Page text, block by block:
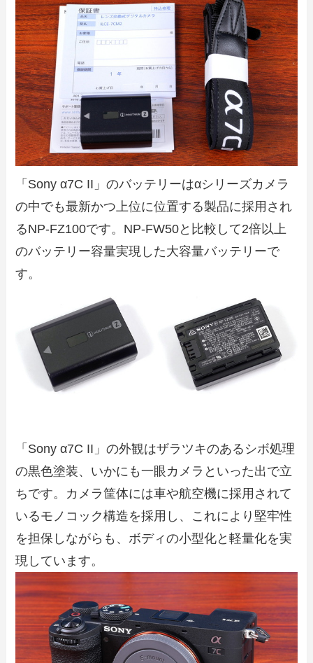
「Sony α7C II」のバッテリーはαシリーズカメラ
の中でも最新かつ上位に位置する製品に採用され
るNP-FZ100です。NP-FW50と比較して2倍以上
のバッテリー容量実現した大容量バッテリーで
す。
「Sony α7C II」の外観はザラツキのあるシボ処理
の黒色塗装、いかにも一眼カメラといった出で立
ちです。カメラ筐体には車や航空機に採用されて
いるモノコック構造を採用し、これにより堅牢性
を担保しながらも、ボディの小型化と軽量化を実
現しています。